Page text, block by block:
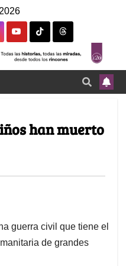
han muerto
guerra civil que tiene el
de grandes